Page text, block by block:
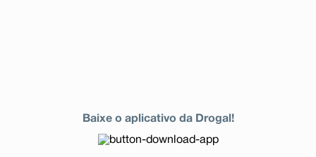
Baixe o aplicativo da Drogal!